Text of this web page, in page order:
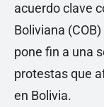
acuerdo clave
Boliviana
pone fin a una
protestas que
en Bolivia.